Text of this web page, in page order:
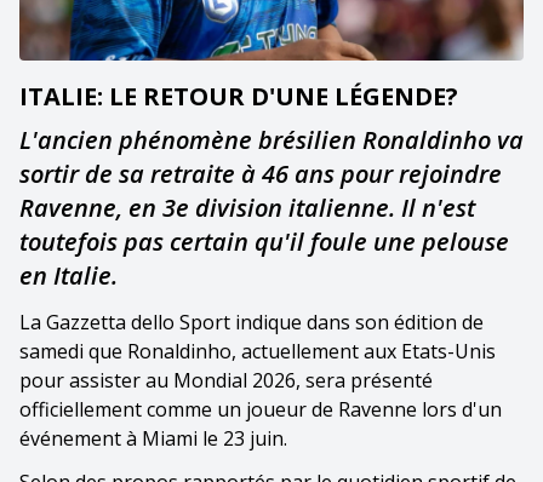
ITALIE: LE RETOUR D'UNE LÉGENDE?
L'ancien phénomène brésilien Ronaldinho va
sortir de sa retraite à 46 ans pour rejoindre
Ravenne, en 3e division italienne. Il n'est
toutefois pas certain qu'il foule une pelouse
en Italie.
La Gazzetta dello Sport indique dans son édition de
samedi que Ronaldinho, actuellement aux Etats-Unis
pour assister au Mondial 2026, sera présenté
officiellement comme un joueur de Ravenne lors d'un
événement à Miami le 23 juin.